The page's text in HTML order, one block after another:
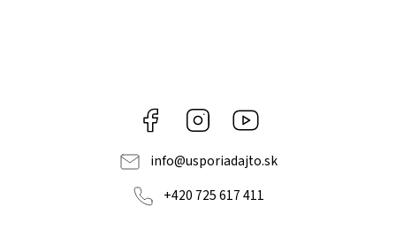
Facebook Instagram
info@usporiadajto.sk
+420 725 617 411